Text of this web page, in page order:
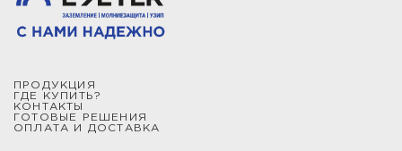
ПРОДУКЦИЯ
ГДЕ КУПИТЬ?
КОНТАКТЫ
ГОТОВЫЕ РЕШЕНИЯ
ОПЛАТА И ДОСТАВКА